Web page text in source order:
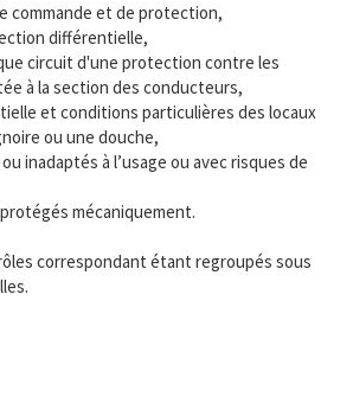
commande et de protection,
différentielle,
circuit d'une protection contre les
à la section des conducteurs,
et conditions particulières des locaux
ou une douche,
inadaptés à l’usage ou avec risques de
mécaniquement.
correspondant étant regroupés sous